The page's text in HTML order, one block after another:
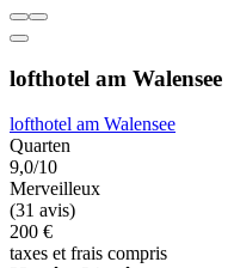
lofthotel am Walensee
lofthotel am Walensee
Quarten
9,0/10
Merveilleux
(31 avis)
200 €
taxes et frais compris